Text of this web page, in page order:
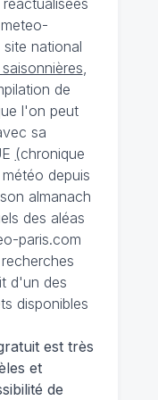
réactualisées
national
,
de
l'on peut
sa
(chronique
depuis
almanach
des aléas
paris.com
d'un des
disponibles
est très
et
de